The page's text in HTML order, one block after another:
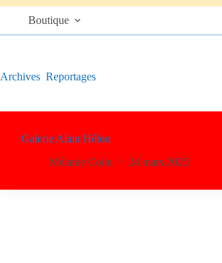
Boutique
Archives Reportages
Galerie Alain Hélou
Mélanie Colin
24 mars 2025